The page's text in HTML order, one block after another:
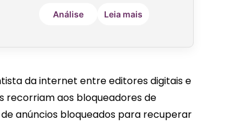
Análise Leia mais
da internet entre editores digitais e
recorriam aos bloqueadores de
anúncios bloqueados para recuperar